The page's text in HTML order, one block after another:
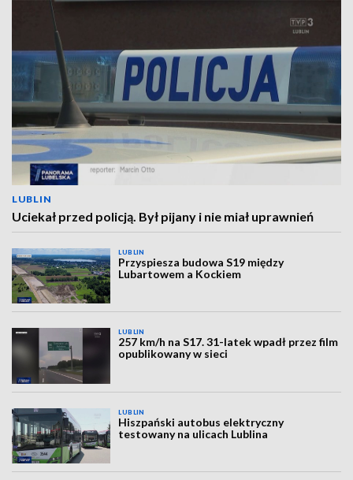
LUBLIN
Uciekał przed policją. Był pijany i nie miał uprawnień
LUBLIN
Przyspiesza budowa S19 między
Lubartowem a Kockiem
LUBLIN
257 km/h na S17. 31-latek wpadł przez film
opublikowany w sieci
LUBLIN
Hiszpański autobus elektryczny
testowany na ulicach Lublina